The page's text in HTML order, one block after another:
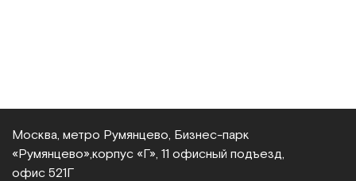
Москва, метро Румянцево, Бизнес‑парк
«Румянцево», корпус «Г», 11 офисный подъезд,
офис 521Г